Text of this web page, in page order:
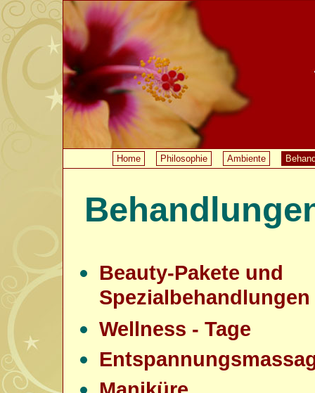
Home Philosophie Ambiente
Beauty-Pakete und
Spezialbehandlungen
Wellness - Tage